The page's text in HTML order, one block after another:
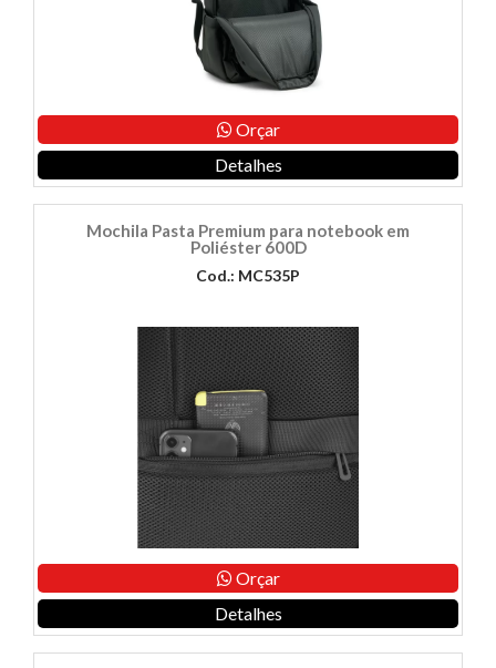
Orçar
Detalhes
Mochila Pasta Premium para notebook em
Poliéster 600D
Cod.: MC535P
Orçar
Detalhes